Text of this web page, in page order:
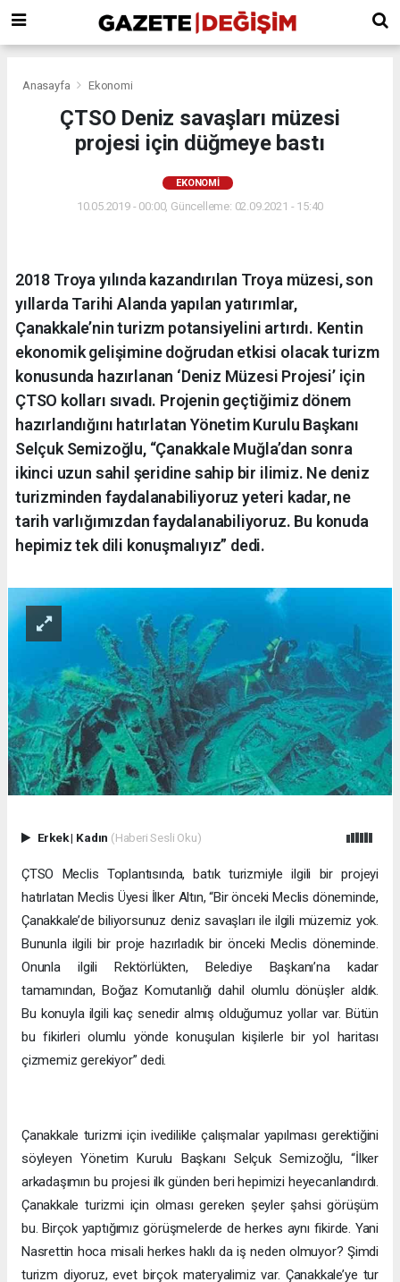
Anasayfa Ekonomi
ÇTSO Deniz savaşları müzesi
projesi için düğmeye bastı
EKONOMI
10.05.2019 - 00:00, Güncelleme: 02.09.2021 - 15:40
2018 Troya yılında kazandırılan Troya müzesi, son
yıllarda Tarihi Alanda yapılan yatırımlar,
Çanakkale’nin turizm potansiyelini artırdı. Kentin
ekonomik gelişimine doğrudan etkisi olacak turizm
konusunda hazırlanan ‘Deniz Müzesi Projesi’ için
ÇTSO kolları sıvadı. Projenin geçtiğimiz dönem
hazırlandığını hatırlatan Yönetim Kurulu Başkanı
Selçuk Semizoğlu, “Çanakkale Muğla’dan sonra
ikinci uzun sahil şeridine sahip bir ilimiz. Ne deniz
turizminden faydalanabiliyoruz yeteri kadar, ne
tarih varlığımızdan faydalanabiliyoruz. Bu konuda
hepimiz tek dili konuşmalıyız” dedi.
Erkek| Kadın (Haberi Sesli Oku)
ÇTSO Meclis Toplantısında, batık turizmiyle ilgili bir projeyi
hatırlatan Meclis Üyesi İlker Altın, “Bir önceki Meclis döneminde,
Çanakkale’de biliyorsunuz deniz savaşları ile ilgili müzemiz yok.
Bununla ilgili bir proje hazırladık bir önceki Meclis döneminde.
Onunla ilgili Rektörlükten, Belediye Başkanı’na kadar
tamamından, Boğaz Komutanlığı dahil olumlu dönüşler aldık.
Bu konuyla ilgili kaç senedir almış olduğumuz yollar var. Bütün
bu fikirleri olumlu yönde konuşulan kişilerle bir yol haritası
çizmemiz gerekiyor” dedi.
Çanakkale turizmi için ivedilikle çalışmalar yapılması gerektiğini
söyleyen Yönetim Kurulu Başkanı Selçuk Semizoğlu, “İlker
arkadaşımın bu projesi ilk günden beri hepimizi heyecanlandırdı.
Çanakkale turizmi için olması gereken şeyler şahsi görüşüm
bu. Birçok yaptığımız görüşmelerde de herkes aynı fikirde. Yani
Nasrettin hoca misali herkes haklı da iş neden olmuyor? Şimdi
turizm diyoruz, evet birçok materyalimiz var. Çanakkale’ye tur